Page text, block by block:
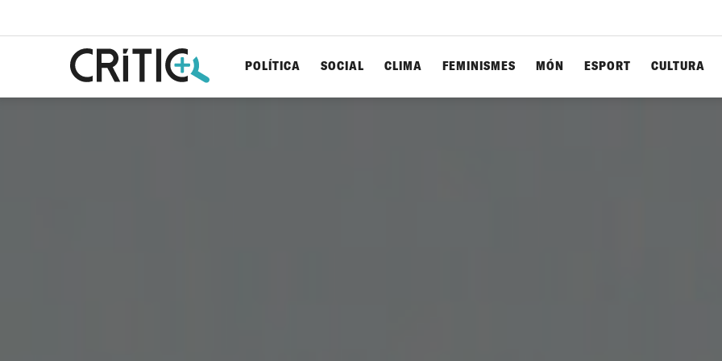
POLÍTICA SOCIAL CLIMA FEMINISMES MÓN ESPORT CULTURA